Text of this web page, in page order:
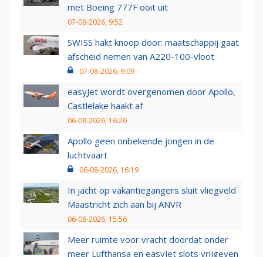
met Boeing 777F ooit uit
07-08-2026, 9:52
SWISS hakt knoop door: maatschappij gaat
afscheid nemen van A220-100-vloot
07-08-2026, 9:09
easyJet wordt overgenomen door Apollo,
Castlelake haakt af
06-08-2026, 16:20
Apollo geen onbekende jongen in de
luchtvaart
06-08-2026, 16:19
In jacht op vakantiegangers sluit vliegveld
Maastricht zich aan bij ANVR
06-08-2026, 15:56
Meer ruimte voor vracht doordat onder
meer Lufthansa en easyJet slots vrijgeven